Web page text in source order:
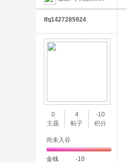
lfq1427285924
0
主题
4
帖子
-10
积分
尚未入谷
金钱
-10